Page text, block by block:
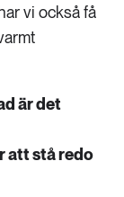
vi också få
är det
att stå redo